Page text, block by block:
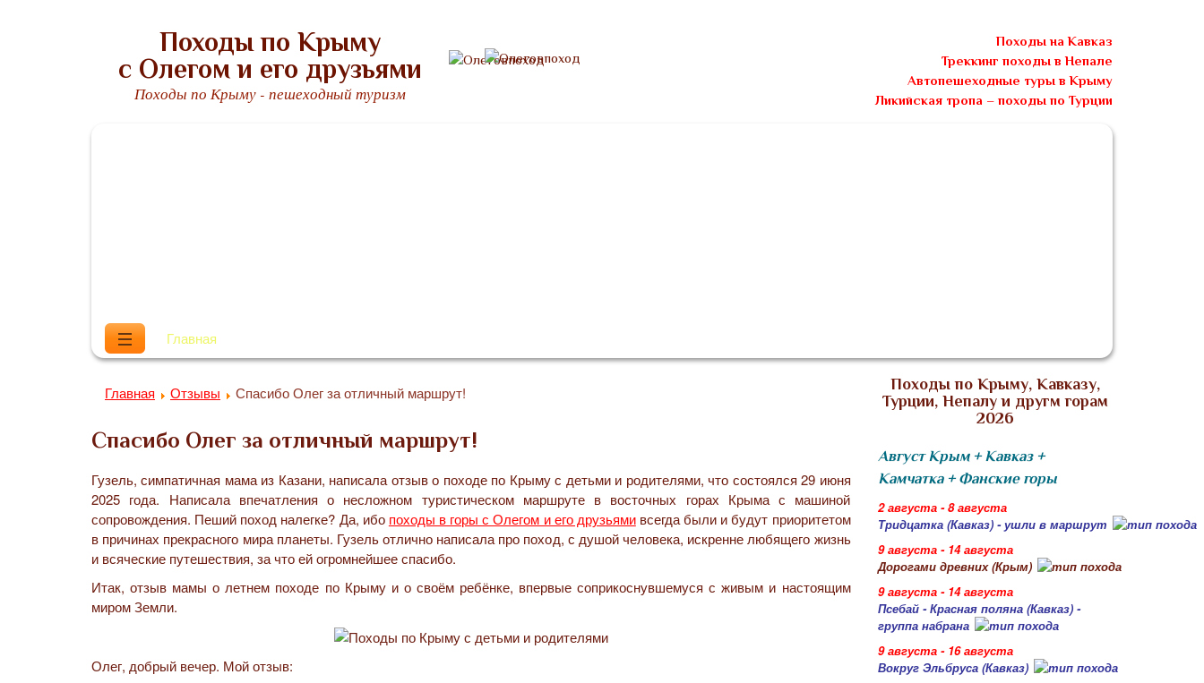
Походы по Крыму
с Олегом и его друзьями
Походы по Крыму - пешеходный туризм
Походы на Кавказ
Треккинг походы в Непале
Автопешеходные туры в Крыму
Ликийская тропа – походы по Турции
Главная
Главная Отзывы Спасибо Олег за отличный маршрут!
Спасибо Олег за отличный маршрут!
Гузель, симпатичная мама из Казани, написала отзыв о походе по Крыму с детьми и родителями, что состоялся 29 июня
2025 года. Написала впечатления о несложном туристическом маршруте в восточных горах Крыма с машиной
сопровождения. Пеший поход налегке? Да, ибо походы в горы с Олегом и его друзьямивсегда были и будут приоритетом
в причинах прекрасного мира планеты. Гузель отлично написала про поход, с душой человека, искренне любящего жизнь
и всяческие путешествия, за что ей огромнейшее спасибо.
Итак, отзыв мамы о летнем походе по Крыму и о своём ребёнке, впервые соприкоснувшемуся с живым и настоящим
миром Земли.
Олег, добрый вечер. Мой отзыв:
Походы по Крыму, Кавказу,
Турции, Непалу и другм горам
2026
Август Крым + Кавказ +
Камчатка + Фанские горы
2 августа - 8 августа
Тридцатка (Кавказ) - ушли в маршрут
9 августа - 14 августа
Дорогами древних (Крым)
9 августа - 14 августа
Псебай - Красная поляна (Кавказ) -
группа набрана
9 августа - 16 августа
Вокруг Эльбруса (Кавказ)